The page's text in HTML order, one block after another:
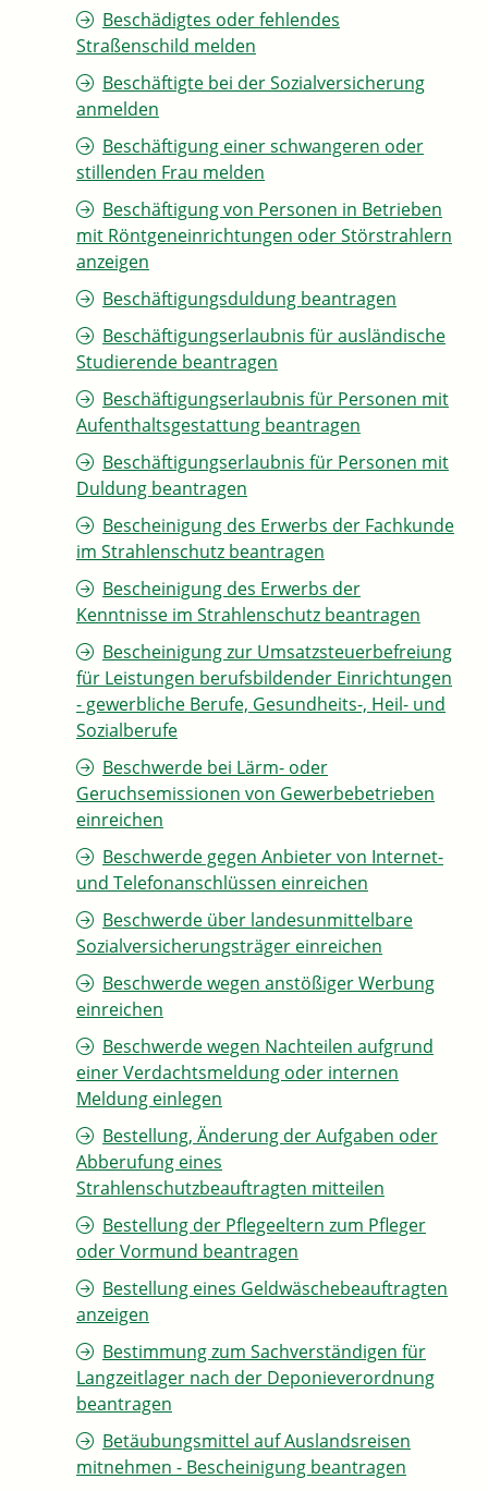
Beschädigtes oder fehlendes
Straßenschild melden
Beschäftigte bei der Sozialversicherung
anmelden
Beschäftigung einer schwangeren oder
stillenden Frau melden
Beschäftigung von Personen in Betrieben
mit Röntgeneinrichtungen oder Störstrahlern
anzeigen
Beschäftigungsduldung beantragen
Beschäftigungserlaubnis für ausländische
Studierende beantragen
Beschäftigungserlaubnis für Personen mit
Aufenthaltsgestattung beantragen
Beschäftigungserlaubnis für Personen mit
Duldung beantragen
Bescheinigung des Erwerbs der Fachkunde
im Strahlenschutz beantragen
Bescheinigung des Erwerbs der
Kenntnisse im Strahlenschutz beantragen
Bescheinigung zur Umsatzsteuerbefreiung
für Leistungen berufsbildender Einrichtungen
- gewerbliche Berufe, Gesundheits-, Heil- und
Sozialberufe
Beschwerde bei Lärm- oder
Geruchsemissionen von Gewerbebetrieben
einreichen
Beschwerde gegen Anbieter von Internet-
und Telefonanschlüssen einreichen
Beschwerde über landesunmittelbare
Sozialversicherungsträger einreichen
Beschwerde wegen anstößiger Werbung
einreichen
Beschwerde wegen Nachteilen aufgrund
einer Verdachtsmeldung oder internen
Meldung einlegen
Bestellung, Änderung der Aufgaben oder
Abberufung eines
Strahlenschutzbeauftragten mitteilen
Bestellung der Pflegeeltern zum Pfleger
oder Vormund beantragen
Bestellung eines Geldwäschebeauftragten
anzeigen
Bestimmung zum Sachverständigen für
Langzeitlager nach der Deponieverordnung
beantragen
Betäubungsmittel auf Auslandsreisen
mitnehmen - Bescheinigung beantragen